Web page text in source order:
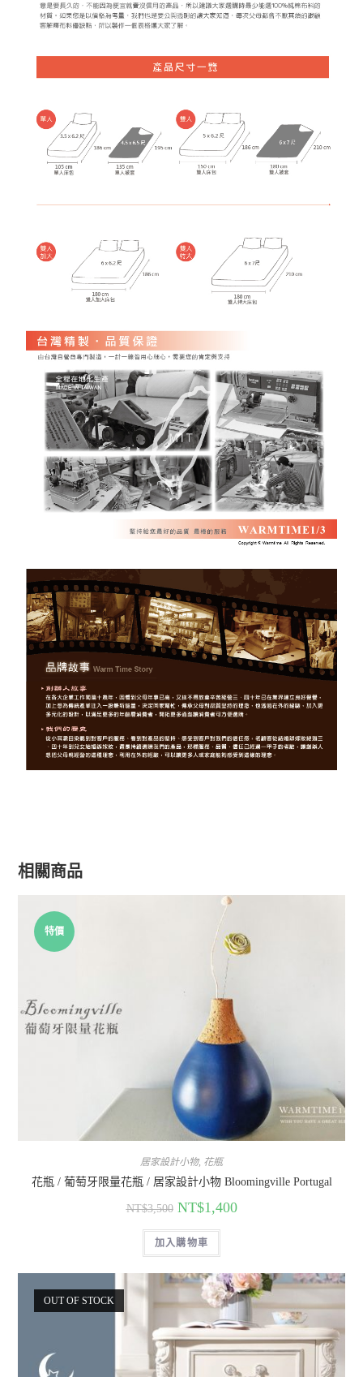
相關商品
特價
居家設計小物, 花瓶
花瓶 / 葡萄牙限量花瓶 / 居家設計小物 Bloomingville Portugal
NT$3,500 NT$1,400
加入購物車
OUT OF STOCK